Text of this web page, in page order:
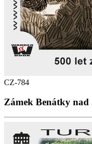
CZ-784
Zámek Benátky nad